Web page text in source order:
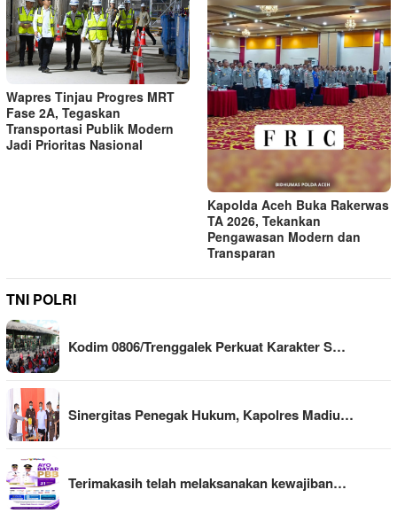
Wapres Tinjau Progres MRT
Fase 2A, Tegaskan
Transportasi Publik Modern
Jadi Prioritas Nasional
Kapolda Aceh Buka Rakerwas
TA 2026, Tekankan
Pengawasan Modern dan
Transparan
TNI POLRI
Kodim 0806/Trenggalek Perkuat Karakter S…
Sinergitas Penegak Hukum, Kapolres Madiu…
Terimakasih telah melaksanakan kewajiban…